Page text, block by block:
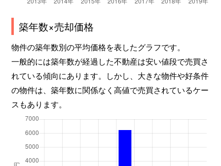
築年数×売却価格
物件の築年数別の平均価格を表したグラフです。
一般的には築年数が経過した不動産は安い値段で売買さ
れている傾向にあります。しかし、大きな物件や好条件
の物件は、築年数に関係なく高値で売買されているケー
スもあります。